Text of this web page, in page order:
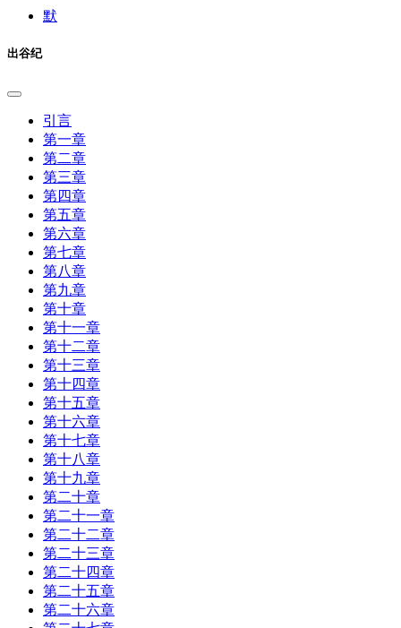
默
出谷纪
引言
第一章
第二章
第三章
第四章
第五章
第六章
第七章
第八章
第九章
第十章
第十一章
第十二章
第十三章
第十四章
第十五章
第十六章
第十七章
第十八章
第十九章
第二十章
第二十一章
第二十二章
第二十三章
第二十四章
第二十五章
第二十六章